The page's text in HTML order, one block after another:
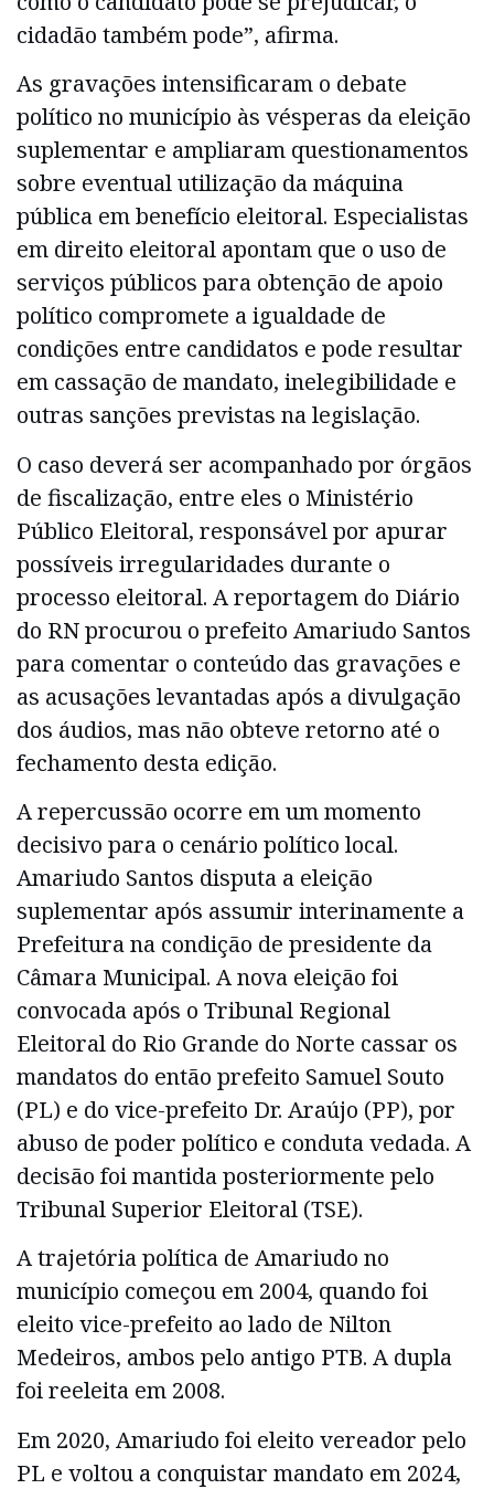
cidadão também pode”, afirma.
As gravações intensificaram o debate
político no município às vésperas da eleição
suplementar e ampliaram questionamentos
sobre eventual utilização da máquina
pública em benefício eleitoral. Especialistas
em direito eleitoral apontam que o uso de
serviços públicos para obtenção de apoio
político compromete a igualdade de
condições entre candidatos e pode resultar
em cassação de mandato, inelegibilidade e
outras sanções previstas na legislação.
O caso deverá ser acompanhado por órgãos
de fiscalização, entre eles o Ministério
Público Eleitoral, responsável por apurar
possíveis irregularidades durante o
processo eleitoral. A reportagem do Diário
do RN procurou o prefeito Amariudo Santos
para comentar o conteúdo das gravações e
as acusações levantadas após a divulgação
dos áudios, mas não obteve retorno até o
fechamento desta edição.
A repercussão ocorre em um momento
decisivo para o cenário político local.
Amariudo Santos disputa a eleição
suplementar após assumir interinamente a
Prefeitura na condição de presidente da
Câmara Municipal. A nova eleição foi
convocada após o Tribunal Regional
Eleitoral do Rio Grande do Norte cassar os
mandatos do então prefeito Samuel Souto
(PL) e do vice-prefeito Dr. Araújo (PP), por
abuso de poder político e conduta vedada. A
decisão foi mantida posteriormente pelo
Tribunal Superior Eleitoral (TSE).
A trajetória política de Amariudo no
município começou em 2004, quando foi
eleito vice-prefeito ao lado de Nilton
Medeiros, ambos pelo antigo PTB. A dupla
foi reeleita em 2008.
Em 2020, Amariudo foi eleito vereador pelo
PL e voltou a conquistar mandato em 2024,